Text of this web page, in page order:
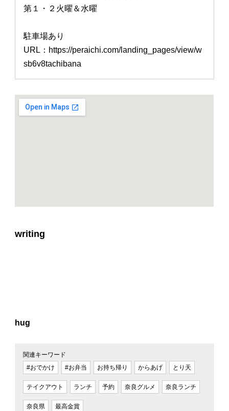
第１・２火曜＆水曜
駐車場あり
URL：https://peraichi.com/landing_pages/view/w
sb6v8tachibana
writing
hug
関連キーワード
#おでかけ
#お弁当 お持ち帰り からあげ とり天
テイクアウト ランチ 予約 奈良グルメ 奈良ランチ
奈良県 最高金賞